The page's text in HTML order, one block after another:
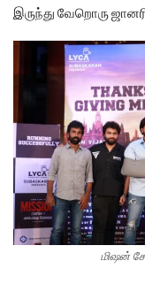
இருந்து வேறொரு
மிஷன்